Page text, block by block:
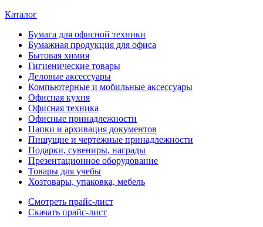
Каталог
Бумага для офисной техники
Бумажная продукция для офиса
Бытовая химия
Гигиенические товары
Деловые аксессуары
Компьютерные и мобильные аксессуары
Офисная кухня
Офисная техника
Офисные принадлежности
Папки и архивация документов
Пишущие и чертежные принадлежности
Подарки, сувениры, награды
Презентационное оборудование
Товары для учебы
Хозтовары, упаковка, мебель
Смотреть прайс-лист
Скачать прайс-лист